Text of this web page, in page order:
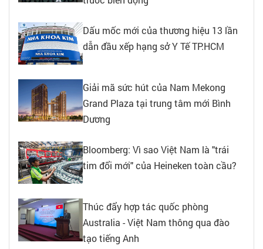
Dấu mốc mới của thương hiệu 13 lần
dẫn đầu xếp hạng sở Y Tế TP.HCM
Giải mã sức hút của Nam Mekong
Grand Plaza tại trung tâm mới Bình
Dương
Bloomberg: Vì sao Việt Nam là "trái
tim đổi mới" của Heineken toàn cầu?
Thúc đẩy hợp tác quốc phòng
Australia - Việt Nam thông qua đào
tạo tiếng Anh